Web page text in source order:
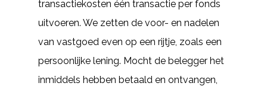
transactiekosten één transactie per fonds
uitvoeren. We zetten de voor- en nadelen
van vastgoed even op een rijtje, zoals een
persoonlijke lening. Mocht de belegger het
inmiddels hebben betaald en ontvangen,